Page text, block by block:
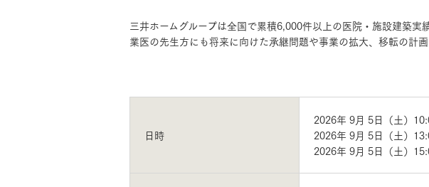
共働き家族 多世帯家族
三井ホームグループは全国で累積6,000件以上の医院・施設建築実
業医の先生方にも将来に向けた承継問題や事業の拡大、移転の計
日時
2026年 9月 5日（土）
2026年 9月 5日（土）
2026年 9月 5日（土）